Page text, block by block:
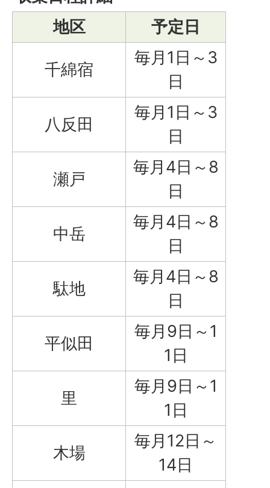
地区
予定日
千綿宿
毎月1日～3
日
八反田
毎月1日～3
日
瀬戸
毎月4日～8
日
中岳
毎月4日～8
日
駄地
毎月4日～8
日
平似田
毎月9日～1
1日
里
毎月9日～1
1日
木場
毎月12日～
14日